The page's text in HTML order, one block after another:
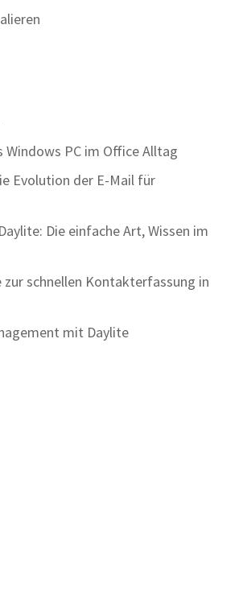
Windows PC im Office Alltag
Evolution der E-Mail für
Die einfache Art, Wissen im
zur schnellen Kontakterfassung in
mit Daylite